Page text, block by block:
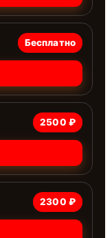
Бесплатно
2500 ₽
2300 ₽